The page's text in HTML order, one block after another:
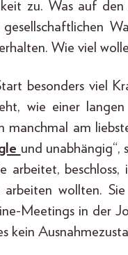
zu. Was auf
Wie viel
besonders viel
wie einer
am
und unabhängig“,
beschloss,
wollten.
Meetings in der
kein